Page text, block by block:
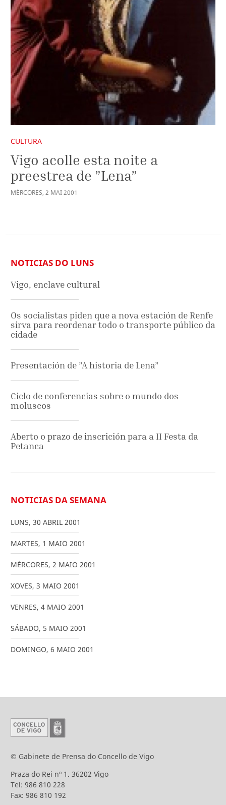
CULTURA
Vigo acolle esta noite a
preestrea de ”Lena”
MÉRCORES, 2 MAI2001
NOTICIAS DO LUNS
Vigo, enclave cultural
Os socialistas piden que a nova estación de Renfe
sirva para reordenar todo o transporte público da
cidade
Presentación de ”A historia de Lena”
Ciclo de conferencias sobre o mundo dos
moluscos
Aberto o prazo de inscrición para a II Festa da
Petanca
NOTICIAS DA SEMANA
LUNS, 30 ABRIL 2001
MARTES, 1 MAIO 2001
MÉRCORES, 2 MAIO 2001
XOVES, 3 MAIO 2001
VENRES, 4 MAIO 2001
SÁBADO, 5 MAIO 2001
DOMINGO, 6 MAIO 2001
© Gabinete de Prensa do Concello de Vigo
Praza do Rei nº 1. 36202 Vigo
Tel: 986 810 228
Fax: 986 810 192